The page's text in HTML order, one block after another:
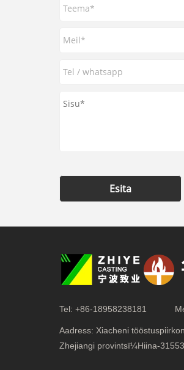
Esita
Tel: +86-18958238181
Aadress: Xiacheni
Zhejiangi provintsï¼Hiina-